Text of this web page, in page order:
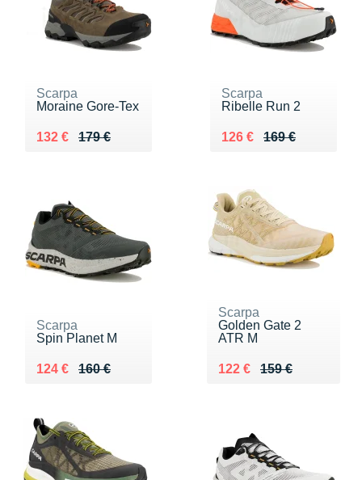
Scarpa
Moraine Gore-Tex
179 €
Au lieu de 179 €
132 €
Vendu 132 €
Scarpa
Ribelle Run 2
169 €
Au lieu de 169 €
126 €
Vendu 126 €
Scarpa
Spin Planet M
160 €
Au lieu de 160 €
124 €
Vendu 124 €
Scarpa
Golden Gate 2
ATR M
159 €
Au lieu de 159 €
122 €
Vendu 122 €